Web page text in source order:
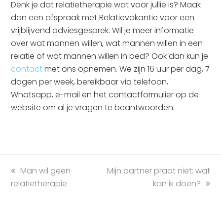
Denk je dat relatietherapie wat voor jullie is? Maak
dan een afspraak met Relatievakantie voor een
vrijblijvend adviesgesprek. Wil je meer informatie
over wat mannen willen, wat mannen willen in een
relatie of wat mannen willen in bed? Ook dan kun je
contactmet ons opnemen. We zijn 16 uur per dag, 7
dagen per week, bereikbaar via telefoon,
Whatsapp, e-mail en het contactformulier op de
website om al je vragen te beantwoorden.
previous
post:
Man wil geen
relatietherapie
next
Mijn partner praat niet: wat
kan ik doen?